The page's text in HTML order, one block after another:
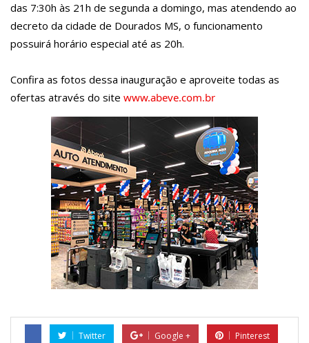
das 7:30h às 21h de segunda a domingo, mas atendendo ao
decreto da cidade de Dourados MS, o funcionamento
possuirá horário especial até as 20h.
Confira as fotos dessa inauguração e aproveite todas as
ofertas através do site www.abeve.com.br
Twitter Google +
Pinterest